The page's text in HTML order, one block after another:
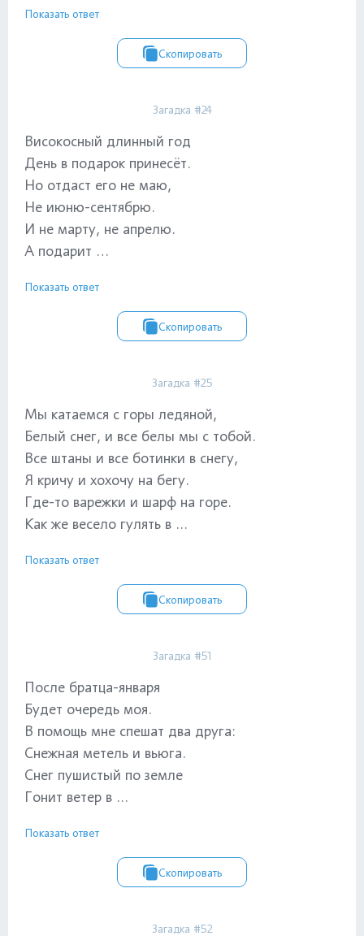
Показать ответ
Скопировать
Загадка #24
Високосный длинный год
День в подарок принесёт.
Но отдаст его не маю,
Не июню-сентябрю.
И не марту, не апрелю.
А подарит …
Показать ответ
Скопировать
Загадка #25
Мы катаемся с горы ледяной,
Белый снег, и все белы мы с тобой.
Все штаны и все ботинки в снегу,
Я кричу и хохочу на бегу.
Где-то варежки и шарф на горе.
Как же весело гулять в ...
Показать ответ
Скопировать
Загадка #51
После братца-января
Будет очередь моя.
В помощь мне спешат два друга:
Снежная метель и вьюга.
Снег пушистый по земле
Гонит ветер в ...
Показать ответ
Скопировать
Загадка #52